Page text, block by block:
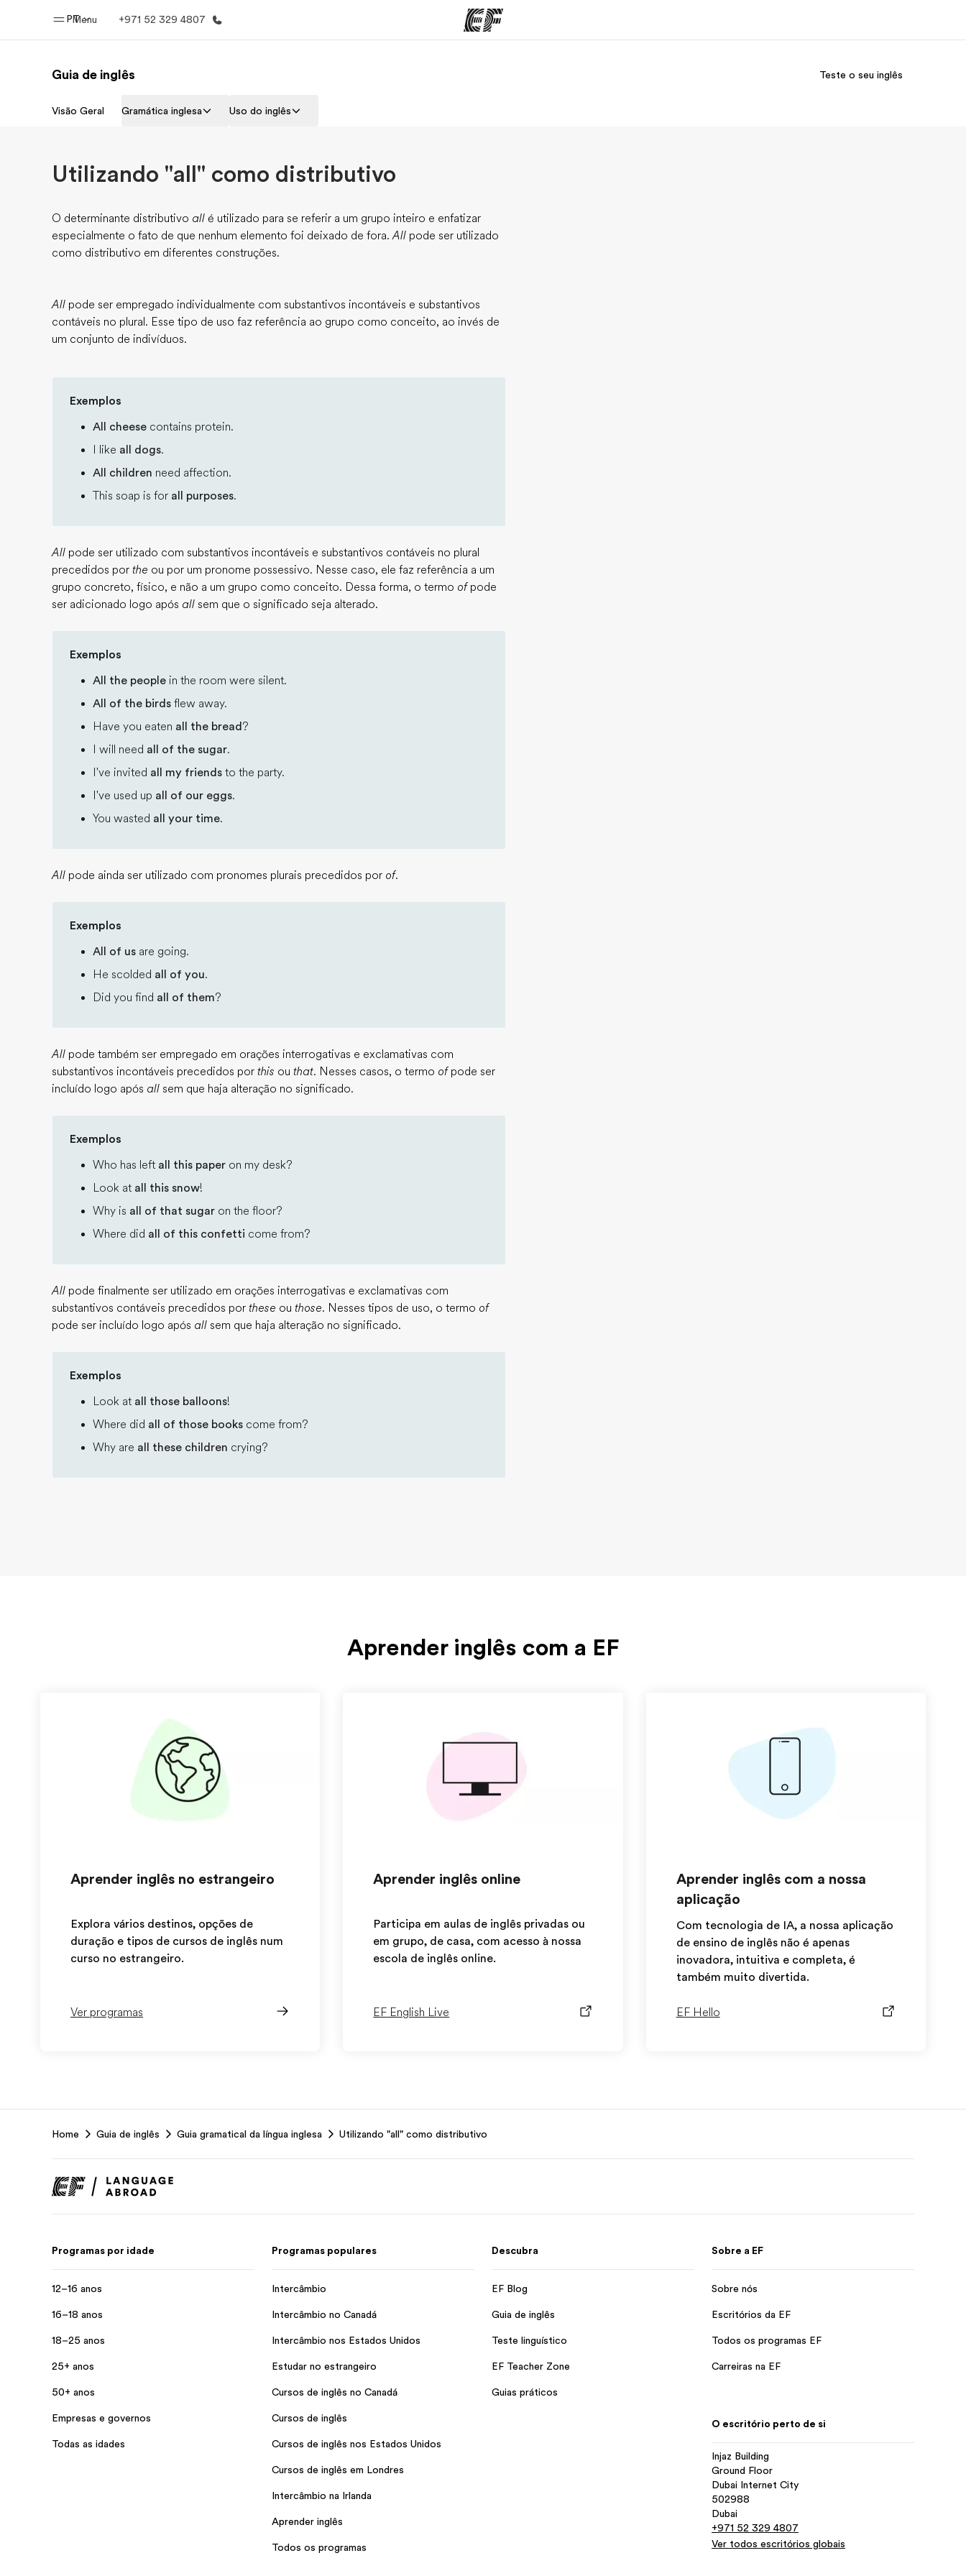
Menu
PT +971 52 329 4807
Início Programas
Guia de inglês Teste o seu inglês
Visão Geral Gramática inglesa Uso do inglês
Utilizando "all" como distributivo
O determinante distributivo all é utilizado para se referir a um grupo inteiro e enfatizar
especialmente o fato de que nenhum elemento foi deixado de fora.All pode ser utilizado
como distributivo em diferentes construções.
All pode ser empregado individualmente com substantivos incontáveis e substantivos
contáveis no plural. Esse tipo de uso faz referência ao grupo como conceito, ao invés de
um conjunto de indivíduos.
Exemplos
All cheese contains protein.
I like all dogs.
All children need affection.
This soap is for all purposes.
All pode ser utilizado com substantivos incontáveis e substantivos contáveis no plural
precedidos por the ou por um pronome possessivo. Nesse caso, ele faz referência a um
grupo concreto, físico, e não a um grupo como conceito. Dessa forma, o termo of pode
ser adicionado logo após all sem que o significado seja alterado.
Exemplos
All the people in the room were silent.
All of the birds flew away.
Have you eaten all the bread ?
I will need all of the sugar.
I've invited all my friends to the party.
I've used up all of our eggs.
You wasted all your time.
All pode ainda ser utilizado com pronomes plurais precedidos por of.
Exemplos
All of us are going.
He scolded all of you.
Did you find all of them?
All pode também ser empregado em orações interrogativas e exclamativas com
substantivos incontáveis precedidos por this ou that. Nesses casos, o termo of pode ser
incluído logo após all sem que haja alteração no significado.
Exemplos
Who has left all this paper on my desk?
Look at all this snow!
Why is all of that sugar on the floor?
Where did all of this confetti come from?
All pode finalmente ser utilizado em orações interrogativas e exclamativas com
substantivos contáveis precedidos por these ou those. Nesses tipos de uso, o termo of
pode ser incluído logo após all sem que haja alteração no significado.
Exemplos
Look at all those balloons!
Where did all of those books come from?
Why are all these children crying?
Aprender inglês com a EF
Aprender inglês no estrangeiro
Explora vários destinos, opções de
duração e tipos de cursos de inglês num
curso no estrangeiro.
Ver programas
Aprender inglês online
Participa em aulas de inglês privadas ou
em grupo, de casa, com acesso à nossa
escola de inglês online.
EF English Live
Aprender inglês com a nossa
aplicação
Com tecnologia de IA, a nossa aplicação
de ensino de inglês não é apenas
inovadora, intuitiva e completa, é
também muito divertida.
EF Hello
Home Guia de inglês Guia gramatical da língua inglesa Utilizando "all" como distributivo
Programas por idade
12–16 anos
16–18 anos
18–25 anos
25+ anos
50+ anos
Empresas e governos
Todas as idades
Programas populares
Intercâmbio
Intercâmbio no Canadá
Intercâmbio nos Estados Unidos
Estudar no estrangeiro
Cursos de inglês no Canadá
Cursos de inglês
Cursos de inglês nos Estados Unidos
Cursos de inglês em Londres
Intercâmbio na Irlanda
Aprender inglês
Todos os programas
Descubra
EF Blog
Guia de inglês
Teste linguístico
EF Teacher Zone
Guias práticos
Sobre a EF
Sobre nós
Escritórios da EF
Todos os programas EF
Carreiras na EF
O escritório perto de si
Injaz Building
Ground Floor
Dubai Internet City
502988
Dubai
+971 52 329 4807
Ver todos escritórios globais